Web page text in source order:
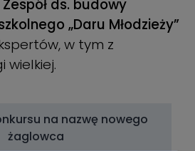
Zespół ds. budowy
„Daru Młodzieży”
w tym z
wielkiej.
na nazwę nowego
żaglowca